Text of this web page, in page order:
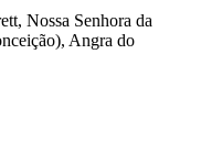
Nossa Senhora da
Angra do